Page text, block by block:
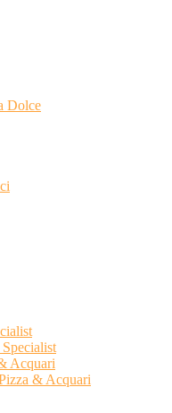
Dolce
Acquari
& Acquari